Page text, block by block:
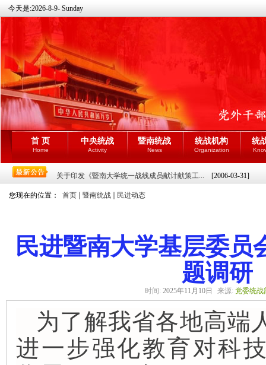
今天是:2026-8-9- Sunday
首 页
Home
中央统战
Activity
暨南统战
News
统战机构
Organization
统
关于印发《暨南大学统一战线成员献计献策工... [2006-03-31]
您现在的位置： 首页 暨南统战 民进动态
民进暨南大学基层委员
题调研
时间: 2025年11月10日 来源: 党委统战
为了解我省各地高端
进一步强化教育对科